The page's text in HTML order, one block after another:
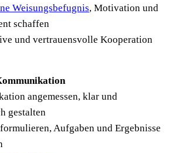
Weisungsbefugnis, Motivation und
schaffen
und vertrauensvolle Kooperation
angemessen, klar und
gestalten
Aufgaben und Ergebnisse